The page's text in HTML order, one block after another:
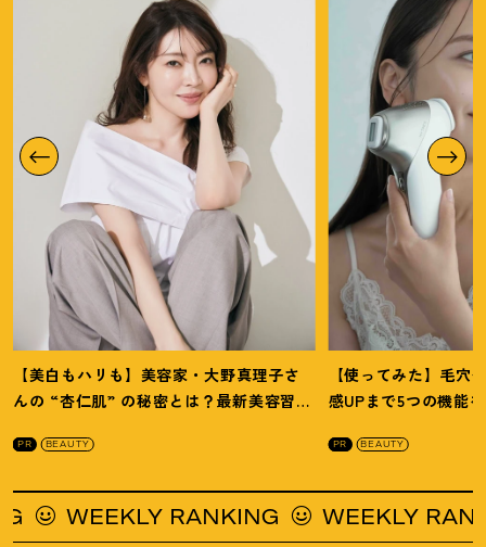
【美白もハリも】美容家・大野真理子さ
んの “杏仁肌” の秘密とは ？ 最新美容習慣
PR BEAUTY
【使ってみた】毛穴
感UPまで5つの機能
PR BEAUTY
WEEKLY RANKING WEEKLY